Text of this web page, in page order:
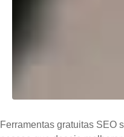
Ferramentas gratuitas SEO